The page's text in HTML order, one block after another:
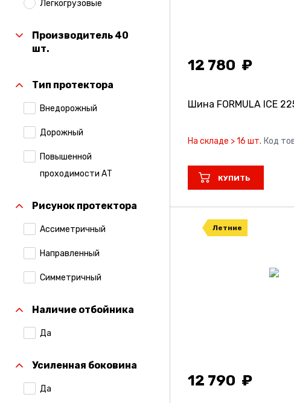
Легкогрузовые
Производитель 40
шт.
Тип протектора
Внедорожный
Дорожный
Повышенной
проходимости АТ
Рисунок протектора
Ассиметричный
Направленный
Симметричный
Наличие отбойника
Да
Усиленная боковина
Да
12 780
Шина FORMULA ICE
На складе > 16 шт. Код
КУПИТЬ
Летние
12 790